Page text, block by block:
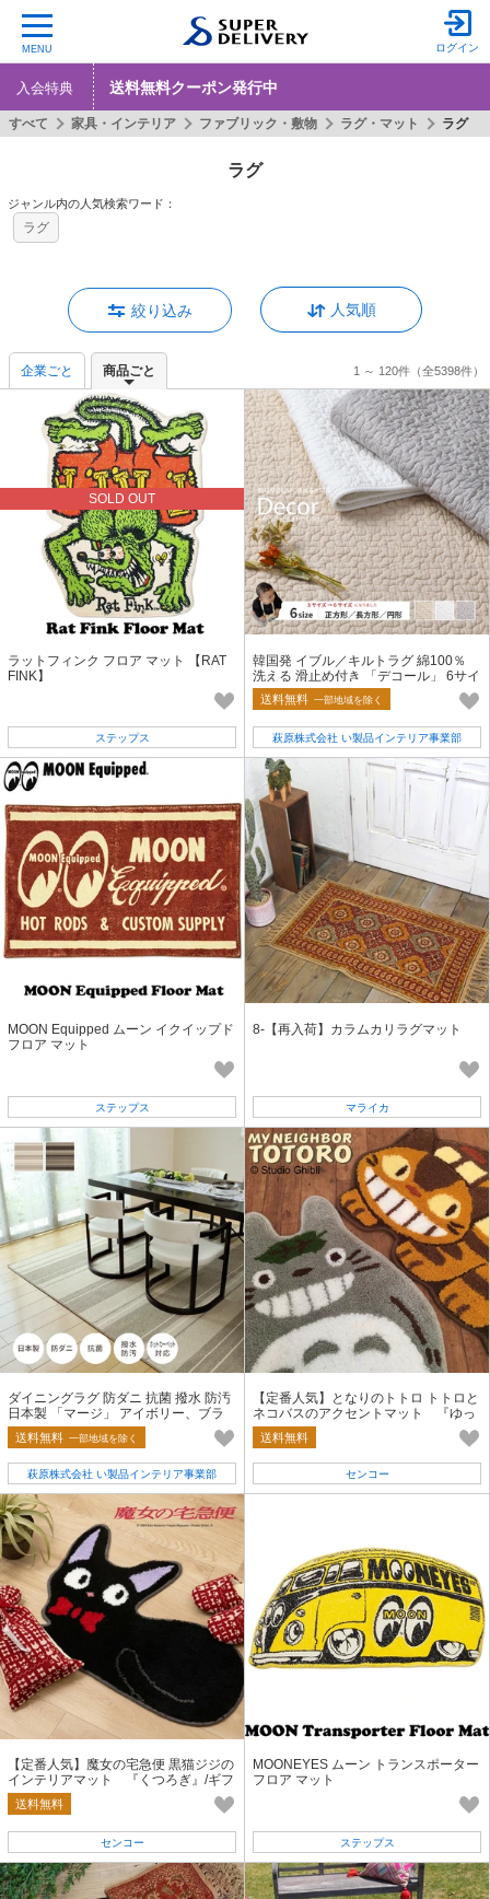
MENU ログイン
入会特典 送料無料クーポン発行中
ラグ
すべて 家具・インテリア ファブリック・敷物 ラグ・マット ラグ
ジャンル内の人気検索ワード：
ラグ
絞り込み 人気順
企業ごと 商品ごと 1 ～ 120件（全5398件）
SOLD OUT
ラットフィンク フロア マット 【RAT
FINK】
ステップス
韓国発 イブル／キルトラグ 綿100％
洗える 滑止め付き 「デコール」 6サイ
ズ＆3カラー
送料無料 一部地域を除く
萩原株式会社 い製品インテリア事業部
MOON Equipped ムーン イクイップド
フロア マット
ステップス
8-【再入荷】カラムカリラグマット
マライカ
ダイニングラグ 防ダニ 抗菌 撥水 防汚
日本製 「マージ」 アイボリー、ブラ
ウン/3サイズ
送料無料 一部地域を除く
萩原株式会社 い製品インテリア事業部
【定番人気】となりのトトロ トトロと
ネコバスのアクセントマット 『ゆっ
くり』・『ていしゃ』/新生活
送料無料
センコー
【定番人気】魔女の宅急便 黒猫ジジの
インテリアマット 『くつろぎ』/ギフ
ト/お祝い
送料無料
センコー
MOONEYES ムーン トランスポーター
フロア マット
ステップス